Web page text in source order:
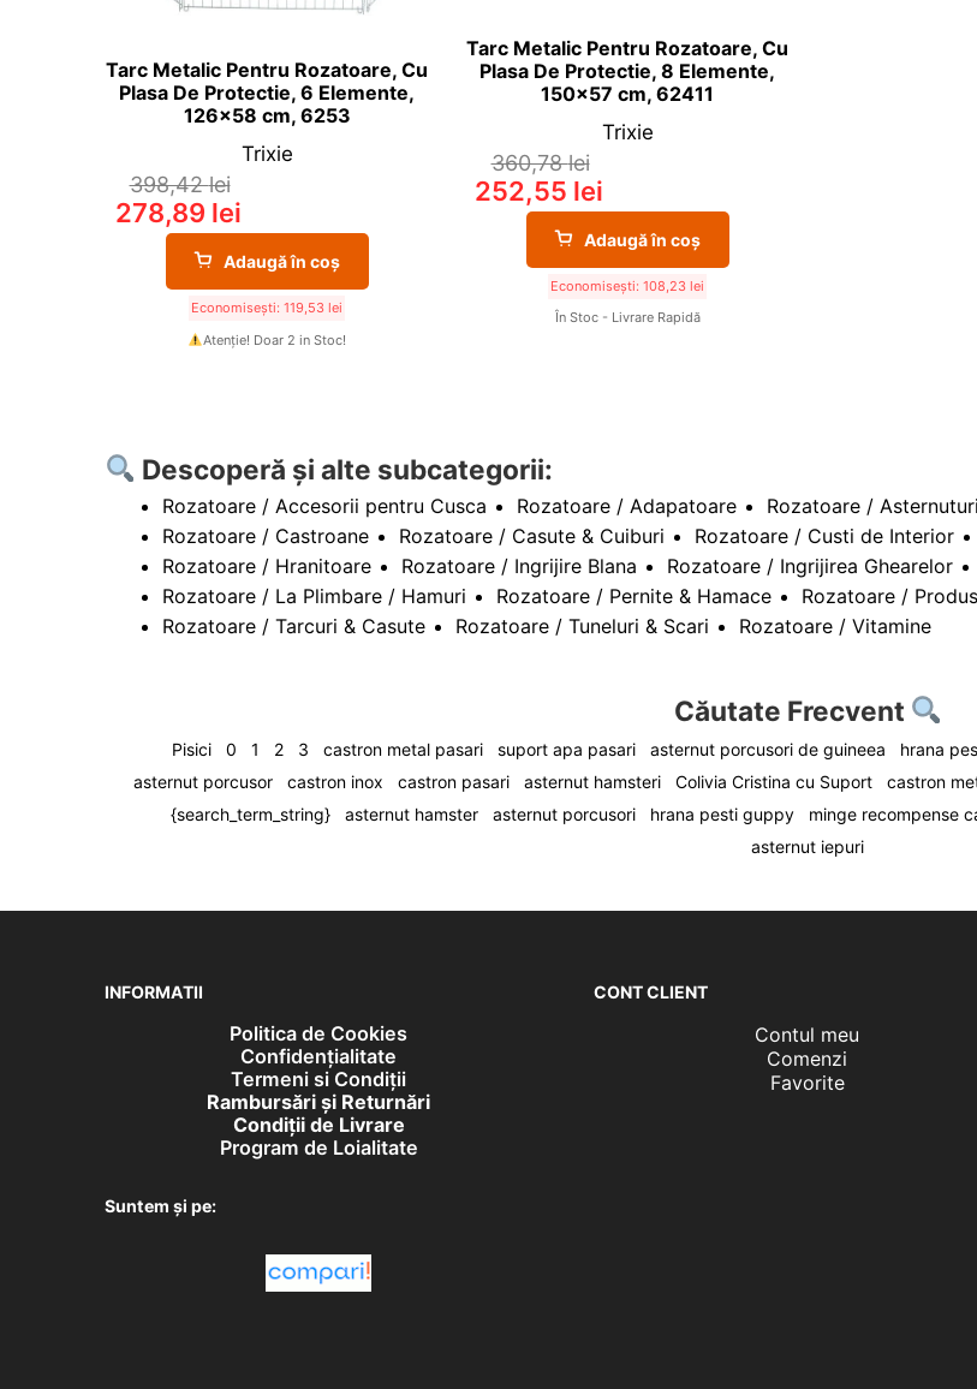
Tarc Metalic Pentru Rozatoare, Cu
Plasa De Protectie, 6 Elemente,
126×58 cm, 6253
Trixie
398,42lei
278,89 lei
Adaugă în coș
Economisești: 119,53 lei
Atenție! Doar 2 in Stoc!
Tarc Metalic Pentru Rozatoare, Cu
Plasa De Protectie, 8 Elemente,
150×57 cm, 62411
Trixie
360,78lei
252,55 lei
Adaugă în coș
Economisești: 108,23 lei
În Stoc - Livrare Rapidă
Descoperă și alte subcategorii:
Rozatoare / Accesorii pentru Cusca Rozatoare / Adapatoare Rozatoare / Asternuturi
Rozatoare / Castroane
Rozatoare / Casute & Cuiburi Rozatoare / Custi de Interior
Rozatoare / Hranitoare
Rozatoare / Ingrijire Blana Rozatoare / Ingrijirea Ghearelor
Rozatoare / La Plimbare / Hamuri
Rozatoare / Pernite & Hamace Rozatoare /
Rozatoare / Tarcuri & Casute
Rozatoare / Tuneluri & Scari Rozatoare / Vitamine
Căutate Frecvent
Pisici 0 1 2 3 castron metal pasari suport apa pasari asternut porcusori de guineea hrana
asternut porcusor
castron inox castron pasari asternut hamsteri Colivia Cristina cu Suport castron
{search_term_string}
asternut hamster asternut porcusori hrana pesti guppy minge recompense
asternut iepuri
INFORMATII
Politica de Cookies
Confidențialitate
Termeni si Condiții
Rambursări și Returnări
Condiţii de Livrare
Program de Loialitate
Suntem și pe:
CONT CLIENT
Contul meu
Comenzi
Favorite